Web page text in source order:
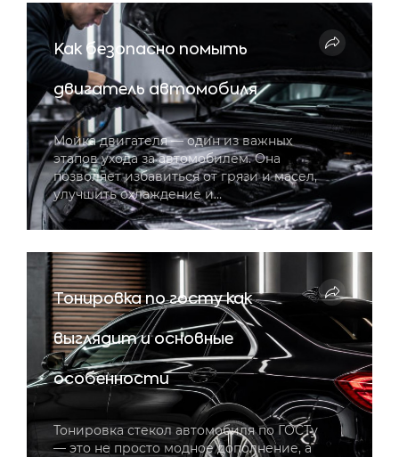
Как безопасно помыть
двигатель автомобиля
Мойка двигателя — один из важных
этапов ухода за автомобилем. Она
позволяет избавиться от грязи и масел,
улучшить охлаждение и…
Тонировка по госту как
выглядит и основные
особенности
Тонировка стекол автомобиля по ГОСТу
— это не просто модное дополнение, а